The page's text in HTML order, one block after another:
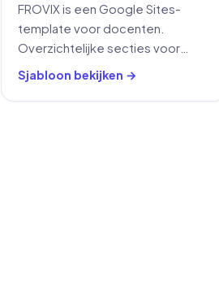
FROVIX is een Google Sites-
template voor docenten.
Overzichtelijke secties voor
klasnieuws, bronnen,
opdrachten, evenementen en
leerlingondersteuning op één
Sjabloon bekijken →